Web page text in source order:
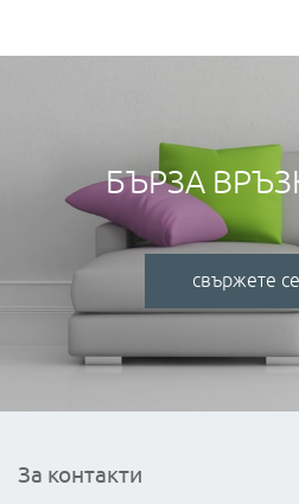
БЪРЗА
свържете
За контакти